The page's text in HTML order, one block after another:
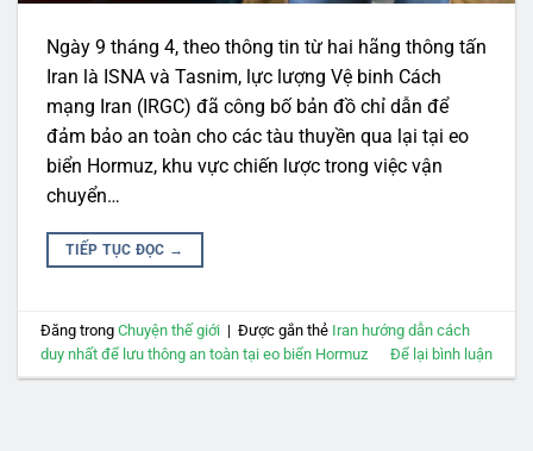
Ngày 9 tháng 4, theo thông tin từ hai hãng thông tấn
Iran là ISNA và Tasnim, lực lượng Vệ binh Cách
mạng Iran (IRGC) đã công bố bản đồ chỉ dẫn để
đảm bảo an toàn cho các tàu thuyền qua lại tại eo
biển Hormuz, khu vực chiến lược trong việc vận
chuyển…
TIẾP TỤC ĐỌC →
Đăng trongChuyện thế giới | Được gắn thẻ Iran hướng dẫn cách
duy nhất để lưu thông an toàn tại eo biển Hormuz
Để lại bình luận